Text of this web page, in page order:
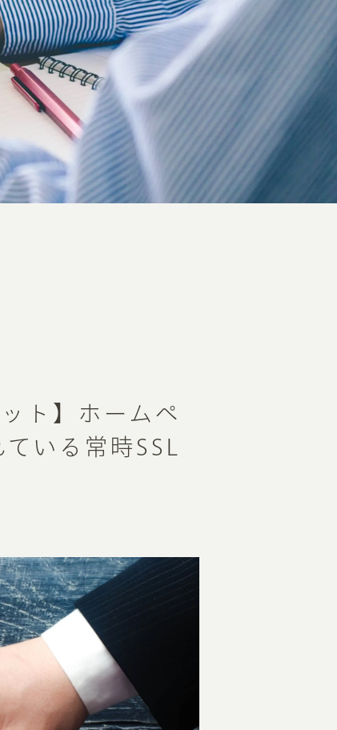
ト】ホームペ
いる常時SSL